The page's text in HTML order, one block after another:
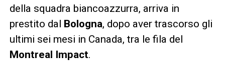
della squadra biancoazzurra, arriva in
prestito dal
Bologna, dopo aver trascorso gli
ultimi sei mesi in Canada, tra le fila del
Montreal Impact.